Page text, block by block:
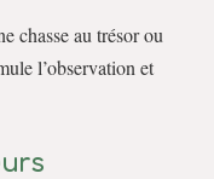
chasse au trésor ou
l’observation et